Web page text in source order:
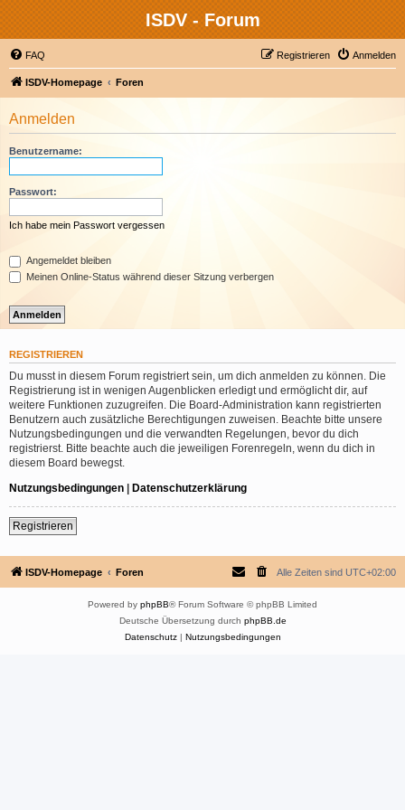
ISDV - Forum
FAQ Anmelden
Registrieren
ISDV-Homepage Foren
Anmelden
Benutzername:
Passwort:
Ich habe mein Passwort vergessen
Angemeldet bleiben
Meinen Online-Status während dieser Sitzung verbergen
REGISTRIEREN
Du musst in diesem Forum registriert sein, um dich anmelden zu können. Die
Registrierung ist in wenigen Augenblicken erledigt und ermöglicht dir, auf
weitere Funktionen zuzugreifen. Die Board-Administration kann registrierten
Benutzern auch zusätzliche Berechtigungen zuweisen. Beachte bitte unsere
Nutzungsbedingungen und die verwandten Regelungen, bevor du dich
registrierst. Bitte beachte auch die jeweiligen Forenregeln, wenn du dich in
diesem Board bewegst.
Nutzungsbedingungen | Datenschutzerklärung
Registrieren
ISDV-Homepage Foren Alle Zeiten sind UTC+02:00
Powered by phpBB® Forum Software © phpBB Limited
Deutsche Übersetzung durch phpBB.de
Datenschutz| Nutzungsbedingungen